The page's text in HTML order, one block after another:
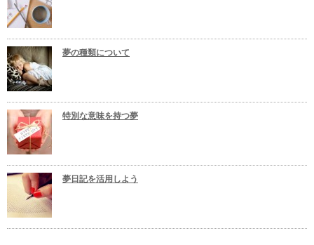
夢の種類について
特別な意味を持つ夢
夢日記を活用しよう